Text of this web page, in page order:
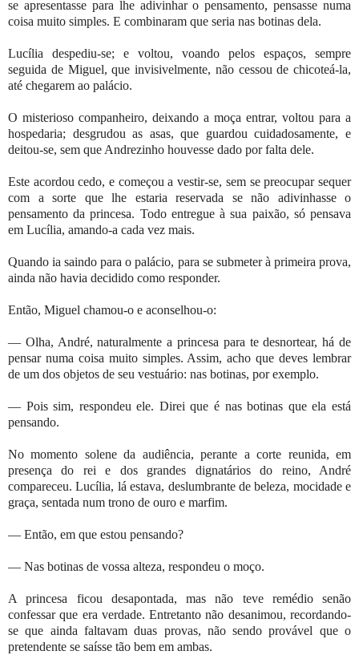
se apresentasse para lhe adivinhar o pensamento, pensasse numa
coisa muito simples. E combinaram que seria nas botinas dela.
Lucília despediu-se; e voltou, voando pelos espaços, sempre
seguida de Miguel, que invisivelmente, não cessou de chicoteá-la,
até chegarem ao palácio.
O misterioso companheiro, deixando a moça entrar, voltou para a
hospedaria; desgrudou as asas, que guardou cuidadosamente, e
deitou-se, sem que Andrezinho houvesse dado por falta dele.
Este acordou cedo, e começou a vestir-se, sem se preocupar sequer
com a sorte que lhe estaria reservada se não adivinhasse o
pensamento da princesa. Todo entregue à sua paixão, só pensava
em Lucília, amando-a cada vez mais.
Quando ia saindo para o palácio, para se submeter à primeira prova,
ainda não havia decidido como responder.
Então, Miguel chamou-o e aconselhou-o:
— Olha, André, naturalmente a princesa para te desnortear, há de
pensar numa coisa muito simples. Assim, acho que deves lembrar
de um dos objetos de seu vestuário: nas botinas, por exemplo.
— Pois sim, respondeu ele. Direi que é nas botinas que ela está
pensando.
No momento solene da audiência, perante a corte reunida, em
presença do rei e dos grandes dignatários do reino, André
compareceu. Lucília, lá estava, deslumbrante de beleza, mocidade e
graça, sentada num trono de ouro e marfim.
— Então, em que estou pensando?
— Nas botinas de vossa alteza, respondeu o moço.
A princesa ficou desapontada, mas não teve remédio senão
confessar que era verdade. Entretanto não desanimou, recordando-
se que ainda faltavam duas provas, não sendo provável que o
pretendente se saísse tão bem em ambas.